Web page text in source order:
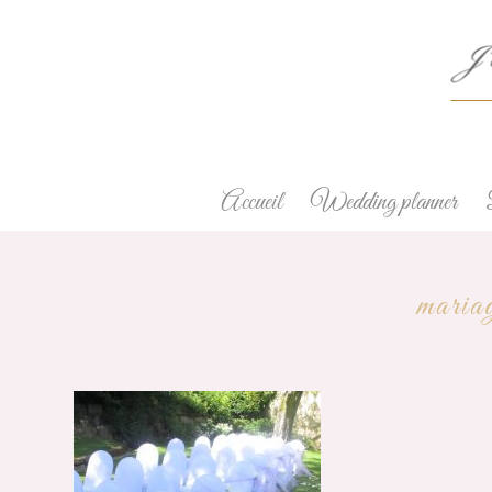
Accueil Wedding planner